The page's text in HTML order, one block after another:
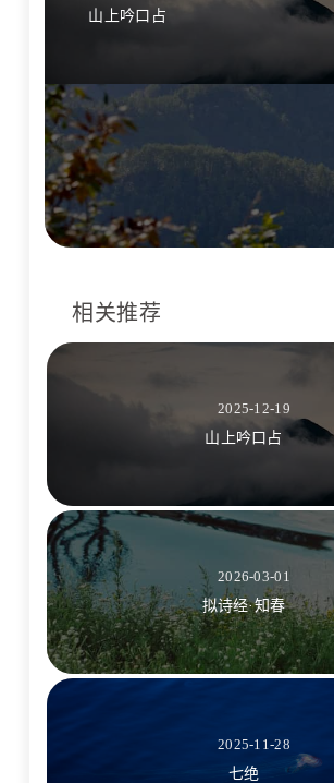
山上吟口占
相关推荐
2025-12-19
山上吟口占
2026-03-01
拟诗经·知春
2025-11-28
七绝